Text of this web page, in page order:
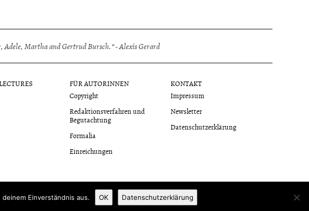
Martha and Gertrud Bursch.“ - Alexis Gerard
FÜR AUTORINNEN
Copyright
Redaktionsverfahren und
Begutachtung
Formalia
Einreichungen
KONTAKT
Impressum
Newsletter
Datenschutzerklärung
Einverständnis aus. OK Datenschutzerklärung